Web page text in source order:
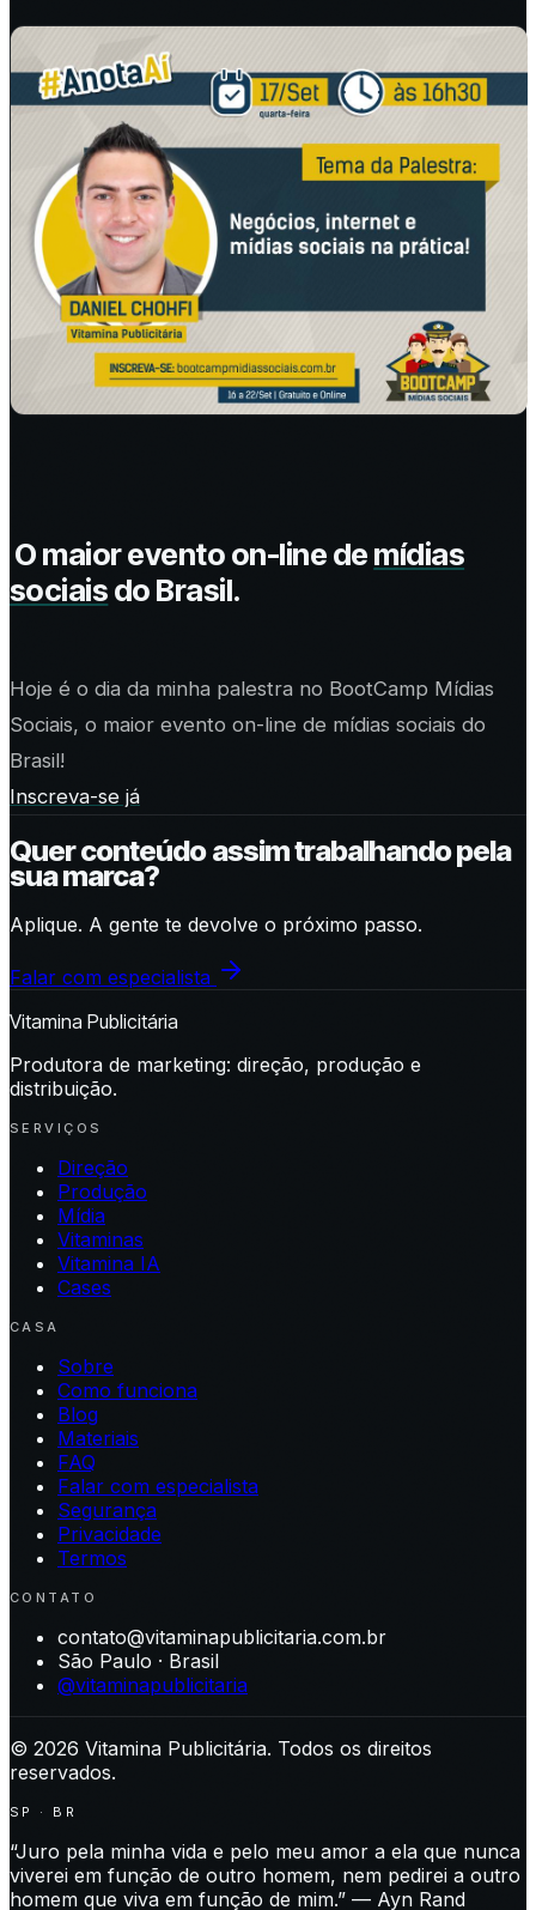
O maior evento on-line demídias
sociaisdo Brasil.
Hoje é o dia da minha palestra no BootCamp Mídias
Sociais, o maior evento on-line de mídias sociais do
Brasil!
Inscreva-se já
Quer conteúdo assim trabalhando pela
sua marca?
Aplique. A gente te devolve o próximo passo.
Falar com especialista
Vitamina Publicitária
Produtora de marketing: direção, produção e
distribuição.
SERVIÇOS
Direção
Produção
Mídia
Vitaminas
Vitamina IA
Cases
CASA
Sobre
Como funciona
Blog
Materiais
FAQ
Falar com especialista
Segurança
Privacidade
Termos
CONTATO
contato@vitaminapublicitaria.com.br
São Paulo · Brasil
@vitaminapublicitaria
© 2026 Vitamina Publicitária. Todos os direitos
reservados.
SP · BR
“Juro pela minha vida e pelo meu amor a ela que nunca
viverei em função de outro homem, nem pedirei a outro
homem que viva em função de mim.” — Ayn Rand